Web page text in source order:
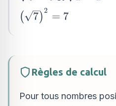
( 7)
2 = 7
Règles de calcul
Pour tous nombres